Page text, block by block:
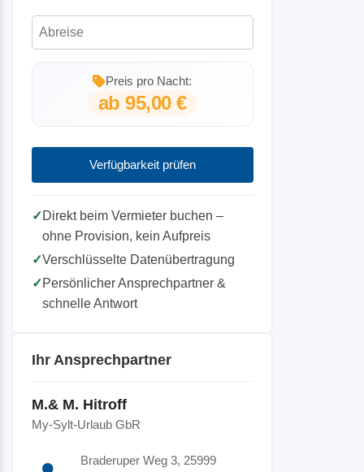
Preis pro Nacht:
ab 95,00 €
Verfügbarkeit prüfen
✓Direkt beim Vermieter buchen –
ohne Provision, kein Aufpreis
✓Verschlüsselte Datenübertragung
✓Persönlicher Ansprechpartner &
schnelle Antwort
Ihr Ansprechpartner
M.& M. Hitroff
My-Sylt-Urlaub GbR
Braderuper Weg 3, 25999